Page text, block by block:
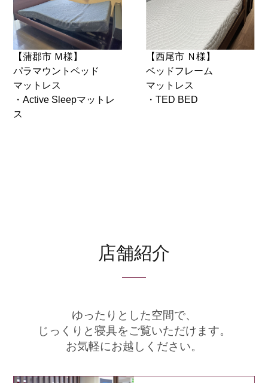
【蒲郡市 Ｍ様】
パラマウントベッド
マットレス
・Active Sleepマットレ
ス
【西尾市 Ｎ様】
ベッドフレーム
マットレス
・TED BED
店舗紹介
ゆったりとした空間で、
じっくりと寝具をご覧いただけます。
お気軽にお越しください。